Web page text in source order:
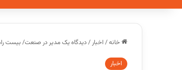
خانه/ اخبار/دیدگاه یک مدیر در صنعت/ بیست
اخبار